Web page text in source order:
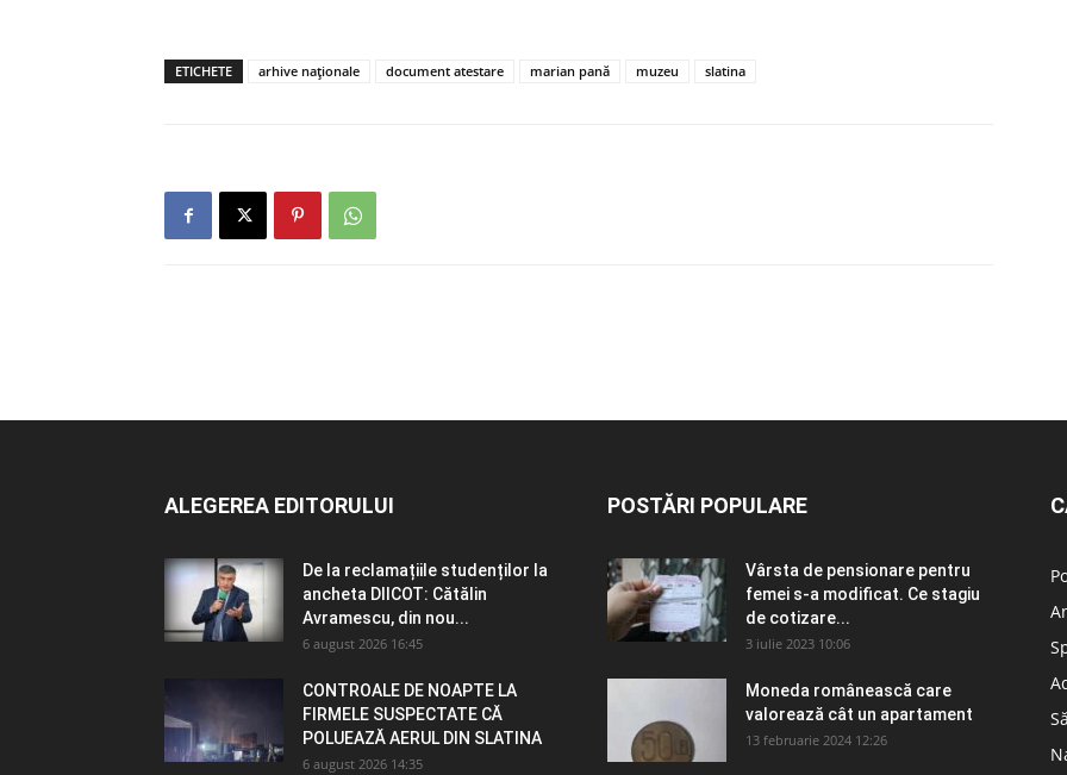
ETICHETE arhive naționale document atestare marian pană muzeu slatina
ALEGEREA EDITORULUI
De la reclamațiile studenților la
ancheta DIICOT: Cătălin
Avramescu, din nou...
6 august 2026 16:45
CONTROALE DE NOAPTE LA
FIRMELE SUSPECTATE CĂ
POLUEAZĂ AERUL DIN SLATINA
6 august 2026 14:35
POSTĂRI POPULARE
Vârsta de pensionare pentru
femei s-a modificat. Ce stagiu
de cotizare...
3 iulie 2023 10:06
Moneda românească care
valorează cât un apartament
13 februarie 2024 12:26